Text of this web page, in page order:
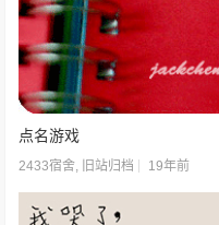
点名游戏
2433宿舍, 旧站归档 19年前